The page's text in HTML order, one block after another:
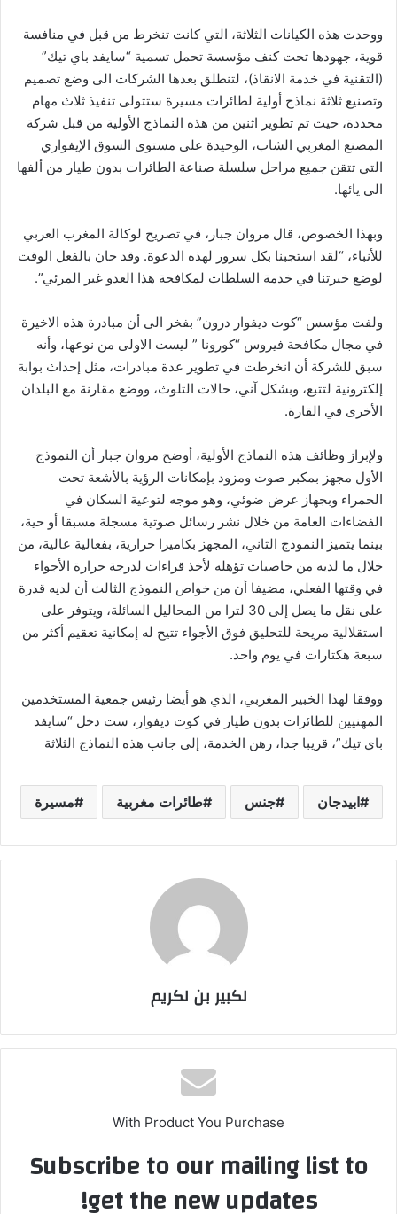
ووحدت هذه الكيانات الثلاثة، التي كانت تنخرط من قبل في منافسة
قوية، جهودها تحت كنف مؤسسة تحمل تسمية “سايفد باي تيك”
(التقنية في خدمة الانقاذ)، لتنطلق بعدها الشركات الى وضع تصميم
وتصنيع ثلاثة نماذج أولية لطائرات مسيرة ستتولى تنفيذ ثلاث مهام
محددة، حيث تم تطوير اثنين من هذه النماذج الأولية من قبل شركة
المصنع المغربي الشاب، الوحيدة على مستوى السوق الإيفواري
التي تتقن جميع مراحل سلسلة صناعة الطائرات بدون طيار من ألفها
الى يائها.
وبهذا الخصوص، قال مروان جبار، في تصريح لوكالة المغرب العربي
للأنباء، “لقد استجبنا بكل سرور لهذه الدعوة. وقد حان بالفعل الوقت
لوضع خبرتنا في خدمة السلطات لمكافحة هذا العدو غير المرئي”.
ولفت مؤسس “كوت ديفوار درون” بفخر الى أن مبادرة هذه الاخيرة
في مجال مكافحة فيروس “كورونا ” ليست الاولى من نوعها، وأنه
سبق للشركة أن انخرطت في تطوير عدة مبادرات، مثل إحداث بوابة
إلكترونية لتتبع، وبشكل آني، حالات التلوث، ووضع مقارنة مع البلدان
الأخرى في القارة.
ولإبراز وظائف هذه النماذج الأولية، أوضح مروان جبار أن النموذج
الأول مجهز بمكبر صوت ومزود بإمكانات الرؤية بالأشعة تحت
الحمراء وبجهاز عرض ضوئي، وهو موجه لتوعية السكان في
الفضاءات العامة من خلال نشر رسائل صوتية مسجلة مسبقا أو حية،
بينما يتميز النموذج الثاني، المجهز بكاميرا حرارية، بفعالية عالية، من
خلال ما لديه من خاصيات تؤهله لأخذ قراءات لدرجة حرارة الأجواء
في وقتها الفعلي، مضيفا أن من خواص النموذج الثالث أن لديه قدرة
على نقل ما يصل إلى 30 لترا من المحاليل السائلة، ويتوفر على
استقلالية مريحة للتحليق فوق الأجواء تتيح له إمكانية تعقيم أكثر من
سبعة هكتارات في يوم واحد.
ووفقا لهذا الخبير المغربي، الذي هو أيضا رئيس جمعية المستخدمين
المهنيين للطائرات بدون طيار في كوت ديفوار، ست دخل “سايفد
باي تيك”، قريبا جدا، رهن الخدمة، إلى جانب هذه النماذج الثلاثة
ابيدجان جنس طائرات مغربية مسيرة
لكبير بن لكريم
With Product You Purchase
Subscribe to our mailing list to
get the new updates!